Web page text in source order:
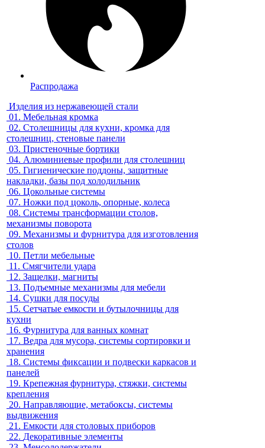
Распродажа
Изделия из нержавеющей стали
01. Мебельная кромка
02. Столешницы для кухни, кромка для
столешниц, стеновые панели
03. Пристеночные бортики
04. Алюминиевые профили для столешниц
05. Гигиенические поддоны, защитные
накладки, базы под холодильник
06. Цокольные системы
07. Ножки под цоколь, опорные, колеса
08. Системы трансформации столов,
механизмы поворота
09. Механизмы и фурнитура для изготовления
столов
10. Петли мебельные
11. Смягчители удара
12. Защелки, магниты
13. Подъемные механизмы для мебели
14. Сушки для посуды
15. Сетчатые емкости и бутылочницы для
кухни
16. Фурнитура для ванных комнат
17. Ведра для мусора, системы сортировки и
хранения
18. Системы фиксации и подвески каркасов и
панелей
19. Крепежная фурнитура, стяжки, системы
крепления
20. Направляющие, метабоксы, системы
выдвижения
21. Емкости для столовых приборов
22. Декоративные элементы